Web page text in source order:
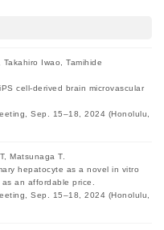
Iwao, Tamihide
cell-derived brain microvascular
Sep. 15–18, 2024 (Honolulu,
Matsunaga T.
hepatocyte as a novel in vitro
an affordable price.
Sep. 15–18, 2024 (Honolulu,